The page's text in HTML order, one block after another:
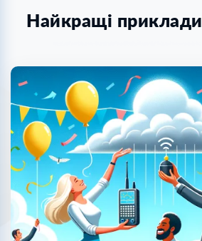
Найкращі приклади